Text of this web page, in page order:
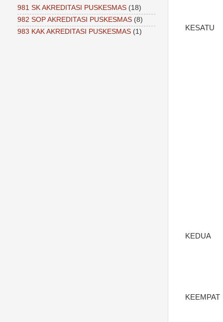
KESATU
KEDUA
KEEMPAT
981 SK AKREDITASI PUSKESMAS (18)
982 SOP AKREDITASI PUSKESMAS (8)
983 KAK AKREDITASI PUSKESMAS (1)